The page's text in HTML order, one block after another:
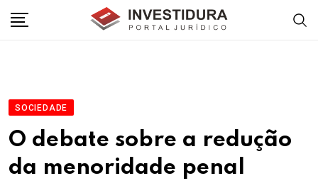
SOCIEDADE
O debate sobre a redução
da menoridade penal